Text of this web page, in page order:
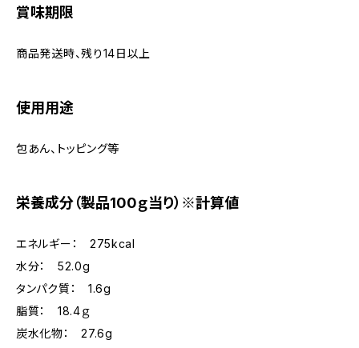
賞味期限
商品発送時、残り14日以上
使用用途
包あん、トッピング等
栄養成分（製品100ｇ当り）※計算値
エネルギー： 275kcal
水分： 52.0g
タンパク質： 1.6g
脂質： 18.4ｇ
炭水化物： 27.6g